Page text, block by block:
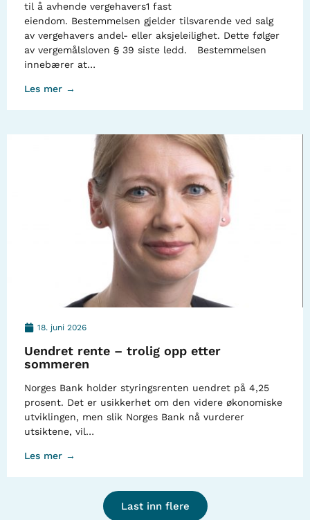
til å avhende vergehavers1 fast
eiendom. Bestemmelsen gjelder tilsvarende ved salg
av vergehavers andel- eller aksjeleilighet. Dette følger
av vergemålsloven § 39 siste ledd. Bestemmelsen
innebærer at…
Les mer →
18. juni 2026
Uendret rente – trolig opp etter
sommeren
Norges Bank holder styringsrenten uendret på 4,25
prosent. Det er usikkerhet om den videre økonomiske
utviklingen, men slik Norges Bank nå vurderer
utsiktene, vil…
Les mer →
Last inn flere